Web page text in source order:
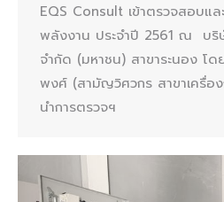
EQS Consult เข้าตรวจสอบแล
พลังงาน ประจำปี 2561 ณ บริ
จำกัด (มหาชน) สาขาระนอง โ
พงศ์ (สามัญวิศวกร สาขาเครื่อ
นำการตรวจฯ